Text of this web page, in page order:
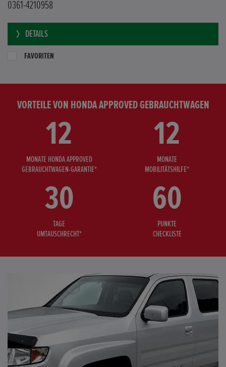
0361-4210958
DETAILS
FAVORITEN
VORTEILE VON HONDA APPROVED GEBRAUCHTWAGEN
12
MONATE HONDA APPROVED
GEBRAUCHTWAGEN-GARANTIE*
12
MONATE
MOBILITÄTSHILFE*
30
TAGE
UMTAUSCHRECHT*
60
PUNKTE
CHECKLISTE